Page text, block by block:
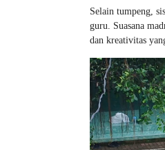
Selain tumpeng,
guru. Suasana
dan kreativitas